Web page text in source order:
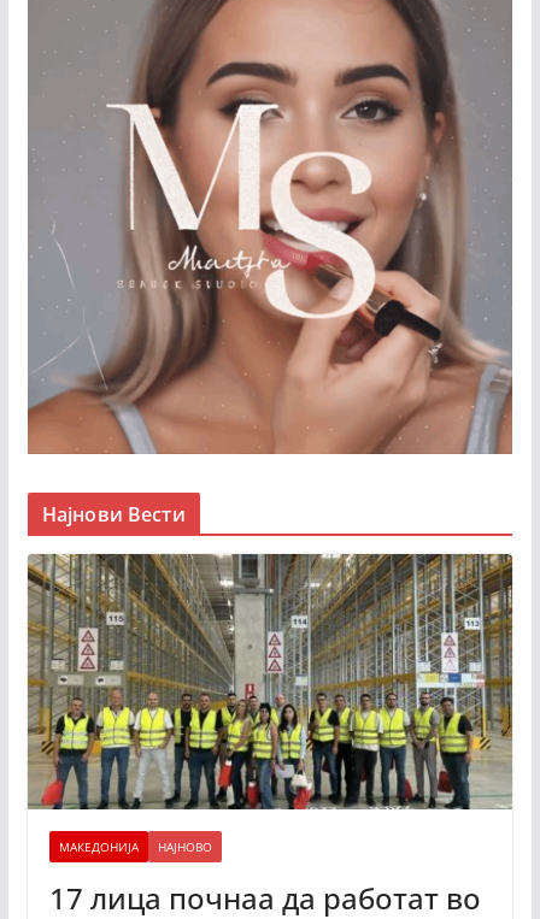
Најнови Вести
МАКЕДОНИЈА НАЈНОВО
17 лица почнаа да работат во